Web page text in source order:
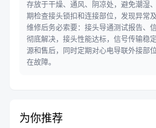
存放于干燥、通风、阴凉处，避免潮湿
期检查接头锁扣和连接部位，发现异常及
维修后务必索要：接头导通测试报告、
彻底解决，接头性能达标，信号传输稳
源和售后，同时定期对心电导联外接部
在故障。
为你推荐